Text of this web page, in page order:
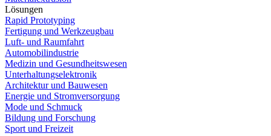
Lösungen
Rapid Prototyping
Fertigung und Werkzeugbau
Luft- und Raumfahrt
Automobilindustrie
Medizin und Gesundheitswesen
Unterhaltungselektronik
Architektur und Bauwesen
Energie und Stromversorgung
Mode und Schmuck
Bildung und Forschung
Sport und Freizeit